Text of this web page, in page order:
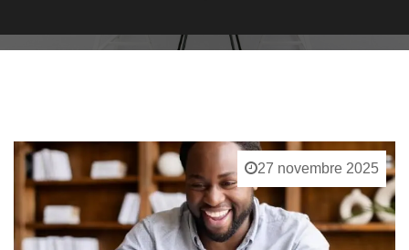
27 novembre 2025